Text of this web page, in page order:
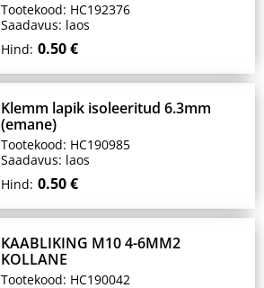
Tootekood: HC192376
Saadavus: laos
Hind: 0.50 €
Klemm lapik isoleeritud 6.3mm
(emane)
Tootekood: HC190985
Saadavus: laos
Hind: 0.50 €
KAABLIKING M10 4-6MM2
KOLLANE
Tootekood: HC190042